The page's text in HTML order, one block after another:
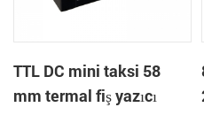
TTL DC mini taksi 58
mm termal fiş yazıcı